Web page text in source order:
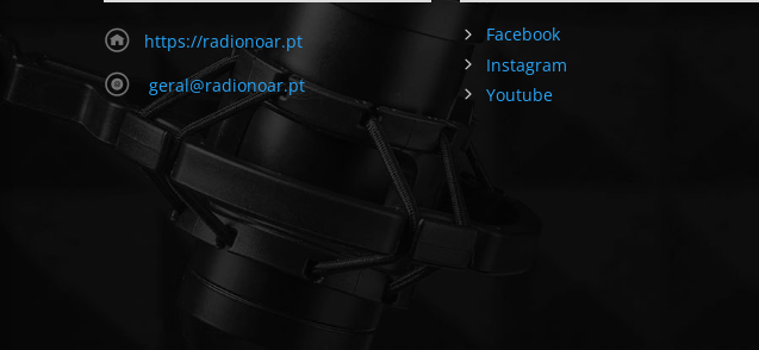
https://radionoar.pt
geral@radionoar.pt
Facebook
Instagram
Youtube